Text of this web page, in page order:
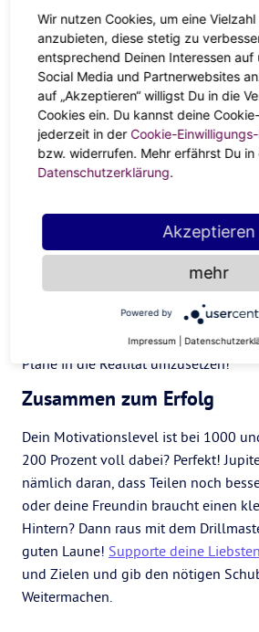
Wenn du schon länger etwas für
dann heißt es jetzt: “Go!”. Frisbee-
BFF, testen wer den Hoolahoop am
Hüften schwingen lassen kann oder
bei Kissenschlacht und Kitzelkampf
Girlfriend. Mit Jupiter als Verstärkung
deiner Seite!
“Ich mach das jetzt einfach!”
Endlich den Job wechseln, einen
Club oder den eigenen Podcast
gründen. Jetzt ist dein Moment! Du
lernen und dich ans Thrift-Flipping
ausprobieren oder dein Skillset
Kurses ausbauen? Das Mars-Jupiter-
Pläne in die Realität umzusetzen!
Zusammen zum Erfolg
Dein Motivationslevel ist bei 1000
200 Prozent voll dabei? Perfekt!
nämlich daran, dass Teilen noch
oder deine Freundin braucht einen
Hintern? Dann raus mit dem
guten Laune! Supporte deine Liebsten
und Zielen und gib den nötigen
Weitermachen.
Wir nutzen Cookies, um eine
anzubieten, diese stetig zu
entsprechend Deinen Interessen auf
Social Media und Partnerwebsites
auf „Akzeptieren“ willigst Du in die
Cookies ein. Du kannst deine
jederzeit in der Cookie-
bzw. widerrufen. Mehr erfährst Du in
Datenschutzerklärung.
Akzeptieren
mehr
Powered by
Impressum